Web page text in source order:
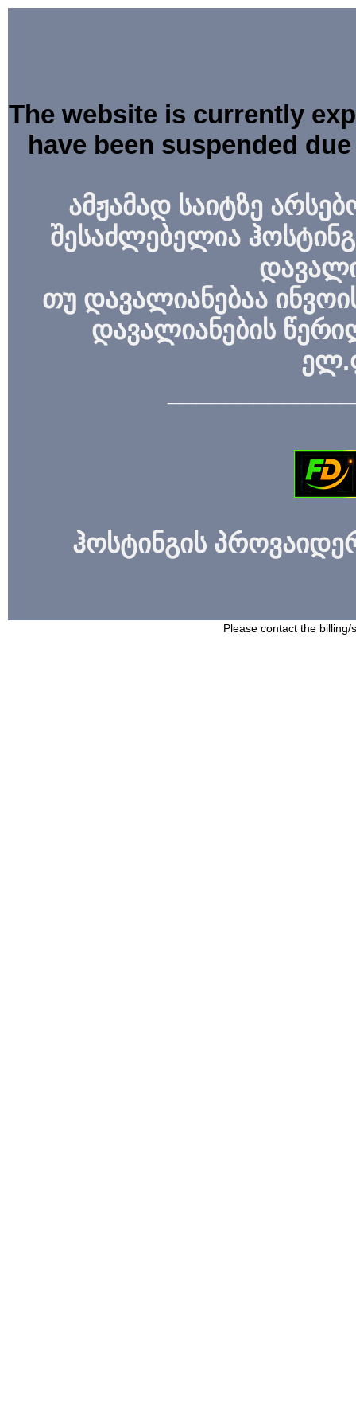
The website is currently
have been suspended
ამჟამად საიტზე
შესაძლებელია
თუ დავალიანებაა
დავალიანების
ჰოსტინგის
Please contact the